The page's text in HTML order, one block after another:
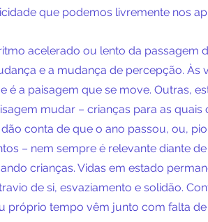
que podemos livremente nos
acelerado ou lento da passagem
e a mudança de percepção. Às
é a paisagem que se move. Outras,
mudar – crianças para as
conta de que o ano passou, ou,
– nem sempre é relevante diante
crianças. Vidas em estado
de si, esvaziamento e solidão.
próprio tempo vêm junto com falta